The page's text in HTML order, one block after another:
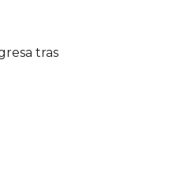
tras